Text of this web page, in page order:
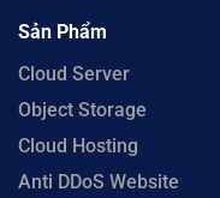
Sản Phẩm
Cloud Server
Object Storage
Cloud Hosting
Anti DDoS Website